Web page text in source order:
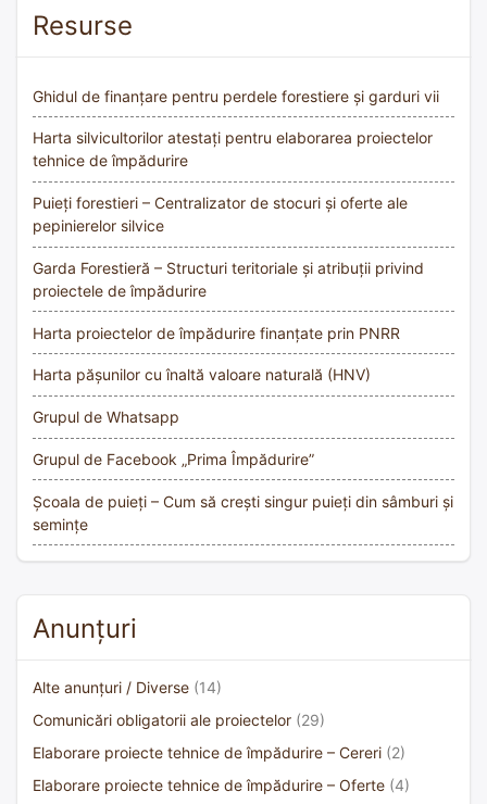
Resurse
Ghidul de finanțare pentru perdele forestiere și garduri vii
Harta silvicultorilor atestați pentru elaborarea proiectelor
tehnice de împădurire
Puieți forestieri – Centralizator de stocuri și oferte ale
pepinierelor silvice
Garda Forestieră – Structuri teritoriale și atribuții privind
proiectele de împădurire
Harta proiectelor de împădurire finanțate prin PNRR
Harta pășunilor cu înaltă valoare naturală (HNV)
Grupul de Whatsapp
Grupul de Facebook „Prima Împădurire”
Școala de puieți – Cum să crești singur puieți din sâmburi și
semințe
Anunțuri
Alte anunțuri / Diverse (14)
Comunicări obligatorii ale proiectelor (29)
Elaborare proiecte tehnice de împădurire – Cereri (2)
Elaborare proiecte tehnice de împădurire – Oferte (4)